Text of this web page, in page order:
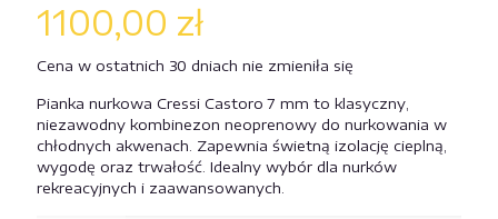
1100,00 zł
Cena w ostatnich 30 dniach nie zmieniła się
Pianka nurkowa Cressi Castoro 7 mm to klasyczny,
niezawodny kombinezon neoprenowy do nurkowania w
chłodnych akwenach. Zapewnia świetną izolację cieplną,
wygodę oraz trwałość. Idealny wybór dla nurków
rekreacyjnych i zaawansowanych.